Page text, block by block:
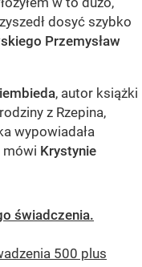
dosyć szybko
Przemysław
, autor książki
z Rzepina,
wypowiadała
mówi Krystynie
świadczenia.
500 plus